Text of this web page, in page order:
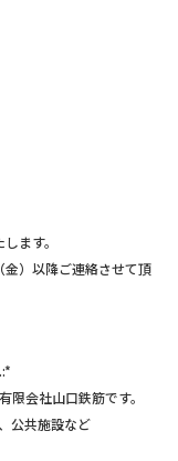
ます。
）以降ご連絡させて頂
会社山口鉄筋です。
公共施設など